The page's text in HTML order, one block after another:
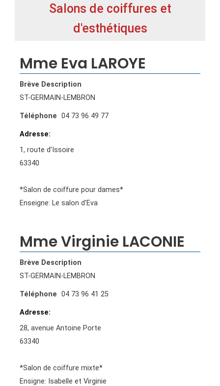
Salons de coiffures et
d'esthétiques
Mme Eva LAROYE
Brève Description
ST-GERMAIN-LEMBRON
Téléphone 04 73 96 49 77
1, route d'Issoire
63340
*Salon de coiffure pour dames*
Enseigne: Le salon d'Eva
Mme Virginie LACONIE
Brève Description
ST-GERMAIN-LEMBRON
Téléphone 04 73 96 41 25
28, avenue Antoine Porte
63340
*Salon de coiffure mixte*
Ensigne: Isabelle et Virginie